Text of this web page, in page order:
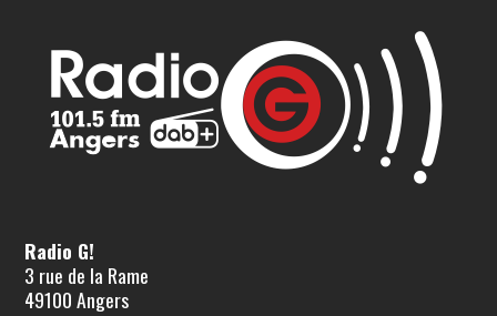
Radio G!
3 rue de la Rame
49100 Angers